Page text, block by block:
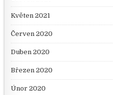
Květen 2021
Červen 2020
Duben 2020
Březen 2020
Únor 2020